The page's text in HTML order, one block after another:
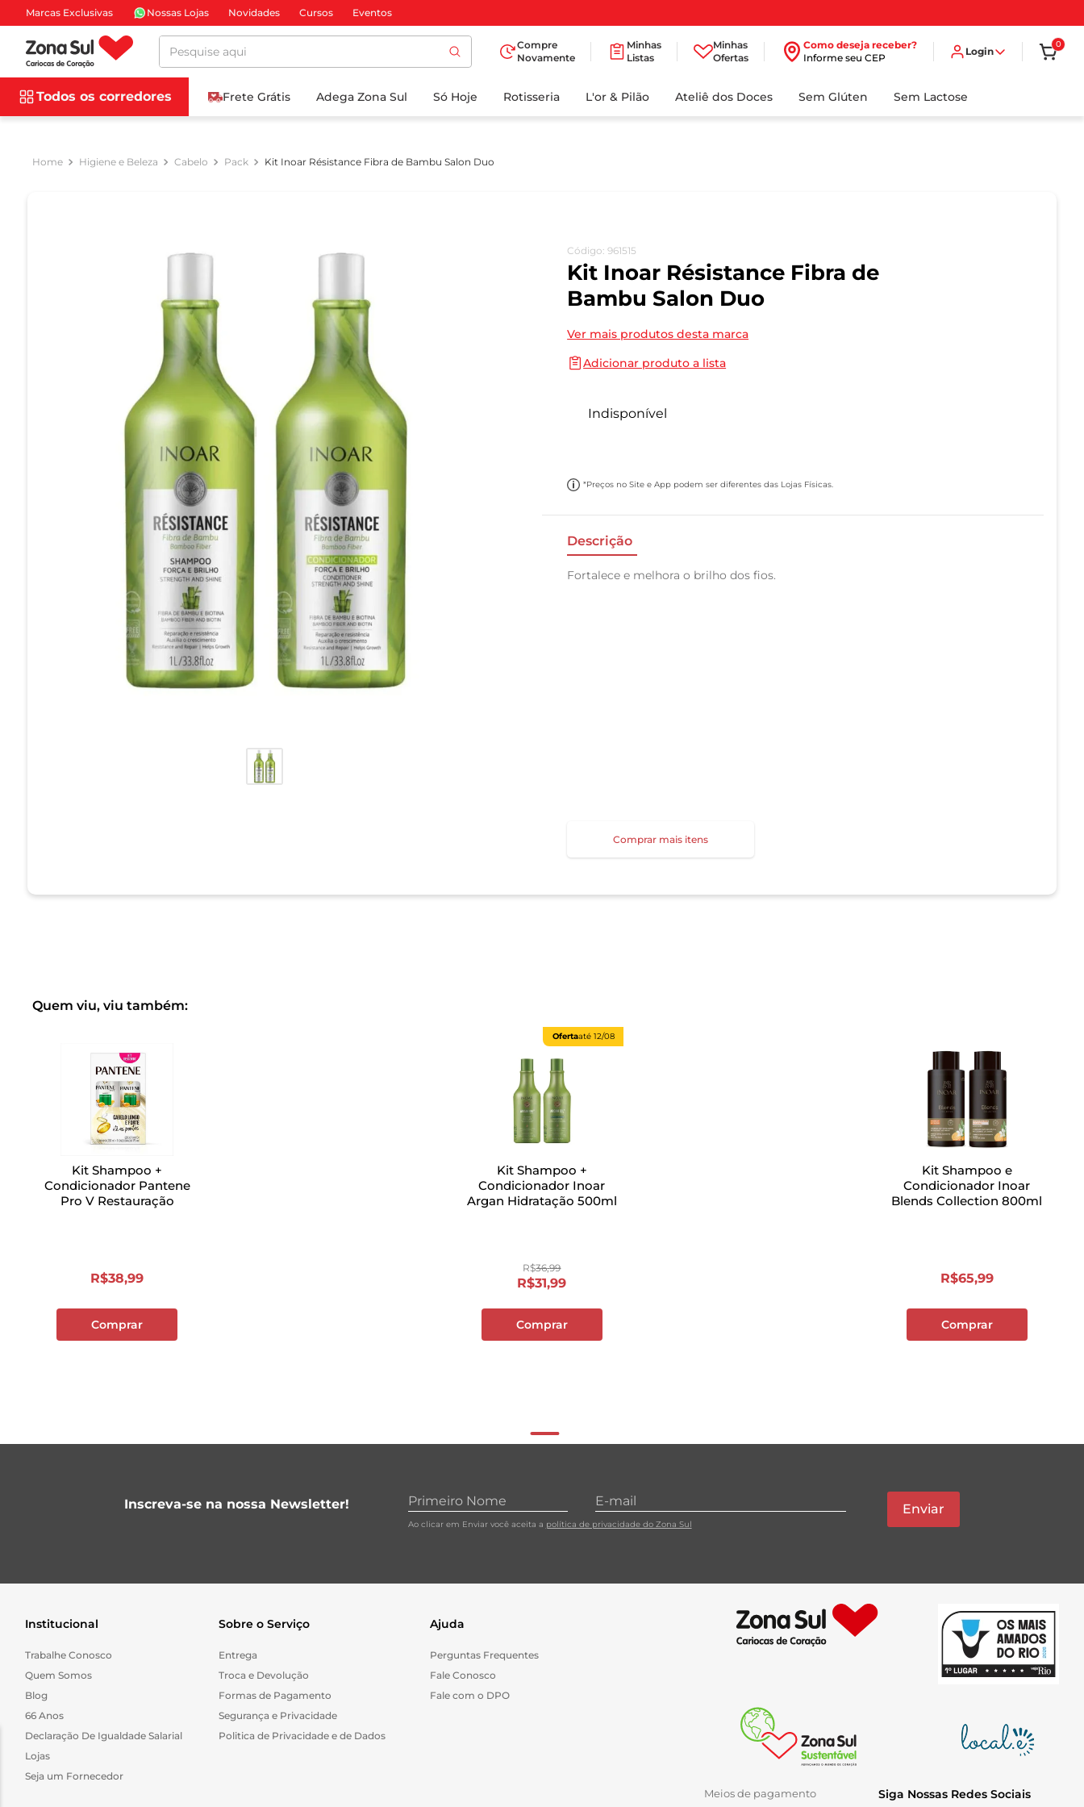
Marcas Exclusivas Nossas Lojas Novidades Cursos Eventos
Pesquise aqui
Compre
Novamente
Minhas
Listas
Minhas
Ofertas
Como deseja receber?
Informe seu CEP
Login
0
Todos os corredores Frete Grátis Adega Zona Sul Só Hoje Rotisseria L'or & Pilão Ateliê dos Doces Sem Glúten Sem Lactose
Higiene e Beleza Cabelo Pack Kit Inoar Résistance Fibra de Bambu Salon Duo
Código:961515
Kit Inoar Résistance Fibra de
Bambu Salon Duo
Ver mais produtos desta marca
Adicionar produto a lista
Indisponível
*Preços no Site e App podem ser diferentes das Lojas Físicas.
Descrição
Fortalece e melhora o brilho dos fios.
Comprar mais itens
Quem viu, viu também:
Kit Shampoo +
Condicionador Pantene
Pro V Restauração
R$38,99
Comprar
Ofertaaté 12/08
Kit Shampoo +
Condicionador Inoar
Argan Hidratação 500ml
R$36,99
R$31,99
Comprar
Kit Shampoo e
Condicionador Inoar
Blends Collection 800ml
R$65,99
Comprar
Inscreva-se na nossa Newsletter!
Ao clicar em Enviar você aceita a política de privacidade do Zona Sul
Enviar
Institucional
Trabalhe Conosco
Quem Somos
Blog
66 Anos
Declaração De Igualdade Salarial
Lojas
Seja um Fornecedor
Sobre o Serviço
Entrega
Troca e Devolução
Formas de Pagamento
Segurança e Privacidade
Politica de Privacidade e de Dados
Ajuda
Perguntas Frequentes
Fale Conosco
Fale com o DPO
Meios de pagamento Siga Nossas Redes Sociais
BUSCADOS